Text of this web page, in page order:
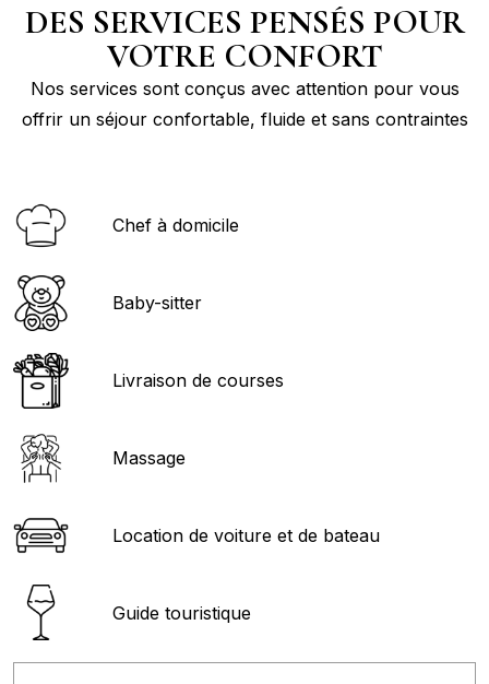
DES SERVICES PENSÉS POUR
VOTRE CONFORT
Nos services sont conçus avec attention pour vous
offrir un séjour confortable, fluide et sans contraintes
Chef à domicile
Baby-sitter
Livraison de courses
Massage
Location de voiture et de bateau
Guide touristique